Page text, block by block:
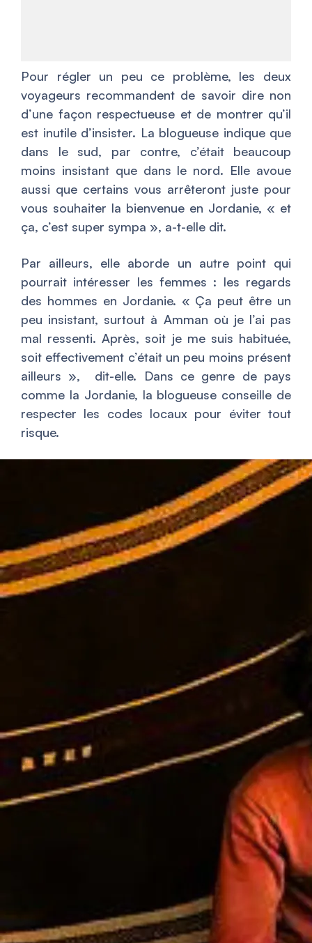
Pour régler un peu ce problème, les deux
voyageurs recommandent de savoir dire non
d’une façon respectueuse et de montrer qu’il
est inutile d’insister. La blogueuse indique que
dans le sud, par contre, c’était beaucoup
moins insistant que dans le nord. Elle avoue
aussi que certains vous arrêteront juste pour
vous souhaiter la bienvenue en Jordanie, « et
ça, c’est super sympa », a-t-elle dit.
Par ailleurs, elle aborde un autre point qui
pourrait intéresser les femmes : les regards
des hommes en Jordanie. « Ça peut être un
peu insistant, surtout à Amman où je l’ai pas
mal ressenti. Après, soit je me suis habituée,
soit effectivement c’était un peu moins présent
ailleurs », dit-elle. Dans ce genre de pays
comme la Jordanie, la blogueuse conseille de
respecter les codes locaux pour éviter tout
risque.